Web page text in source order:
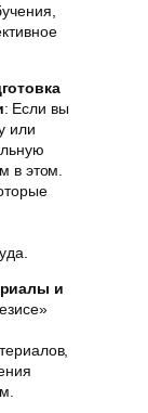
: Если вы
или
в этом.
и